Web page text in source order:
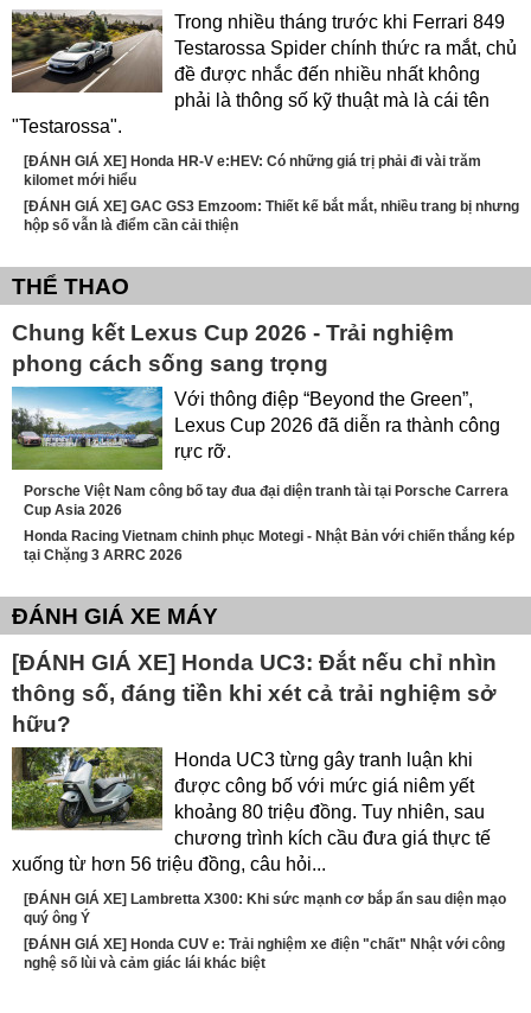
Trong nhiều tháng trước khi Ferrari 849
Testarossa Spider chính thức ra mắt, chủ
đề được nhắc đến nhiều nhất không
phải là thông số kỹ thuật mà là cái tên
"Testarossa".
[ĐÁNH GIÁ XE] Honda HR-V e:HEV: Có những giá trị phải đi vài trăm
kilomet mới hiểu
[ĐÁNH GIÁ XE] GAC GS3 Emzoom: Thiết kế bắt mắt, nhiều trang bị nhưng
hộp số vẫn là điểm cần cải thiện
THỂ THAO
Chung kết Lexus Cup 2026 - Trải nghiệm
phong cách sống sang trọng
Với thông điệp “Beyond the Green”,
Lexus Cup 2026 đã diễn ra thành công
rực rỡ.
Porsche Việt Nam công bố tay đua đại diện tranh tài tại Porsche Carrera
Cup Asia 2026
Honda Racing Vietnam chinh phục Motegi - Nhật Bản với chiến thắng kép
tại Chặng 3 ARRC 2026
ĐÁNH GIÁ XE MÁY
[ĐÁNH GIÁ XE] Honda UC3: Đắt nếu chỉ nhìn
thông số, đáng tiền khi xét cả trải nghiệm sở
hữu?
Honda UC3 từng gây tranh luận khi
được công bố với mức giá niêm yết
khoảng 80 triệu đồng. Tuy nhiên, sau
chương trình kích cầu đưa giá thực tế
xuống từ hơn 56 triệu đồng, câu hỏi...
[ĐÁNH GIÁ XE] Lambretta X300: Khi sức mạnh cơ bắp ẩn sau diện mạo
quý ông Ý
[ĐÁNH GIÁ XE] Honda CUV e: Trải nghiệm xe điện "chất" Nhật với công
nghệ số lùi và cảm giác lái khác biệt